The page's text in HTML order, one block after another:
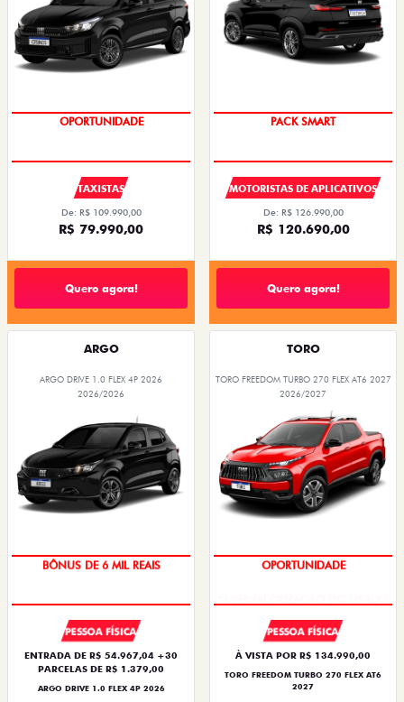
OPORTUNIDADE
TAXISTAS
De: R$ 109.990,00
R$ 79.990,00
Quero agora!
PACK SMART
MOTORISTAS DE APLICATIVOS
De: R$ 126.990,00
R$ 120.690,00
Quero agora!
ARGO
ARGO DRIVE 1.0 FLEX 4P 2026
2026/2026
TAXA ZERO
PESSOA FÍSICA
ENTRADA DE R$ 54.967,04 +30
PARCELAS DE R$ 1.379,00
ARGO DRIVE 1.0 FLEX 4P 2026
TORO
TORO FREEDOM TURBO 270 FLEX AT6 2027
2026/2027
SUPERVALORIZAÇÃO DO USADO
PESSOA FÍSICA
À VISTA POR R$ 134.990,00
TORO FREEDOM TURBO 270 FLEX AT6
2027